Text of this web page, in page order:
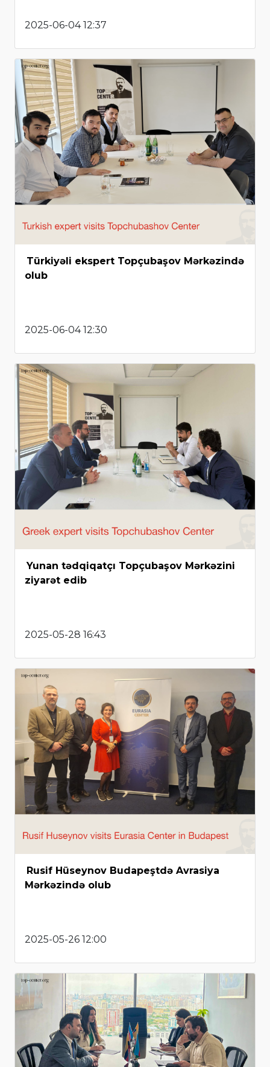
2025-06-04 12:37
Türkiyəli ekspert Topçubaşov Mərkəzində
olub
2025-06-04 12:30
Yunan tədqiqatçı Topçubaşov Mərkəzini
ziyarət edib
2025-05-28 16:43
Rusif Hüseynov Budapeştdə Avrasiya
Mərkəzində olub
2025-05-26 12:00